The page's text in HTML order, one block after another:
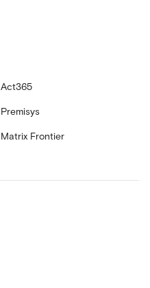
Act365
Premisys
Matrix Frontier